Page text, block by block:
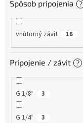
Spôsob pripojenia ?
vnútorný závit 16
Pripojenie / závit ?
G 1/8" 3
G 1/4" 3